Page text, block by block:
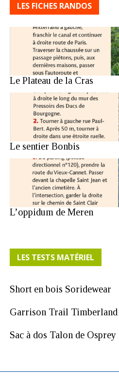
LES FICHES RANDOS
Le Plateau de la Cras
Le sentier Bonbis
L’oppidum de Meren
LES TESTS MATÉRIEL
Short en bois Soridewear
Garrison Trail Timberland
Sac à dos Talon de Osprey